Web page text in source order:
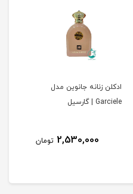
ادكلن زنانه جانوين مدل
Garciele | گارسيل
2,530,000 تومان